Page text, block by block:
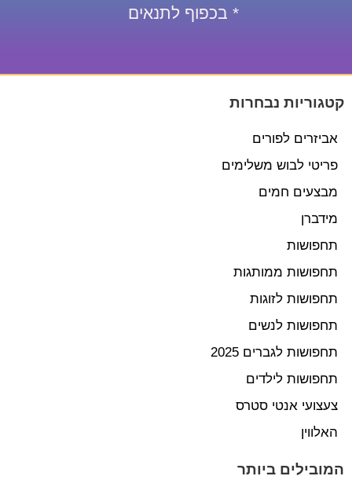
* בכפוף לתנאים
קטגוריות נבחרות
אביזרים לפורים
פריטי לבוש משלימים
מבצעים חמים
מידברן
תחפושות
תחפושות ממותגות
תחפושות לזוגות
תחפושות לנשים
תחפושות לגברים 2025
תחפושות לילדים
צעצועי אנטי סטרס
האלווין
המובילים ביותר